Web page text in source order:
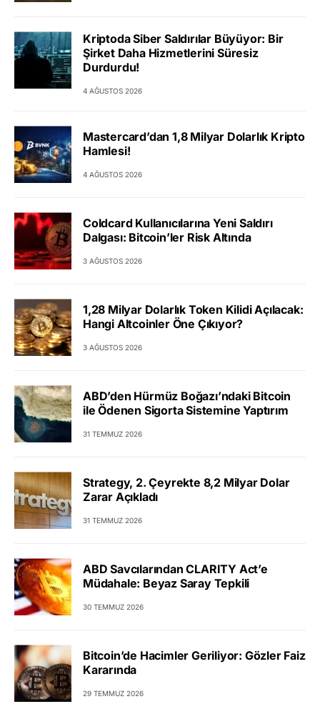
Kriptoda Siber Saldırılar Büyüyor: Bir
Şirket Daha Hizmetlerini Süresiz
Durdurdu!
4 AĞUSTOS 2026
Mastercard’dan 1,8 Milyar Dolarlık Kripto
Hamlesi!
4 AĞUSTOS 2026
Coldcard Kullanıcılarına Yeni Saldırı
Dalgası: Bitcoin’ler Risk Altında
3 AĞUSTOS 2026
1,28 Milyar Dolarlık Token Kilidi Açılacak:
Hangi Altcoinler Öne Çıkıyor?
3 AĞUSTOS 2026
ABD’den Hürmüz Boğazı’ndaki Bitcoin
ile Ödenen Sigorta Sistemine Yaptırım
31 TEMMUZ 2026
Strategy, 2. Çeyrekte 8,2 Milyar Dolar
Zarar Açıkladı
31 TEMMUZ 2026
ABD Savcılarından CLARITY Act’e
Müdahale: Beyaz Saray Tepkili
30 TEMMUZ 2026
Bitcoin’de Hacimler Geriliyor: Gözler Faiz
Kararında
29 TEMMUZ 2026